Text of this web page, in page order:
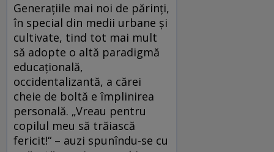
Generațiile mai noi de părinți,
în special din medii urbane și
cultivate, tind tot mai mult
să adopte o altă paradigmă
educațională,
occidentalizantă, a cărei
cheie de boltă e împlinirea
personală. „Vreau pentru
copilul meu să trăiască
fericit!“ – auzi spunîndu-se cu